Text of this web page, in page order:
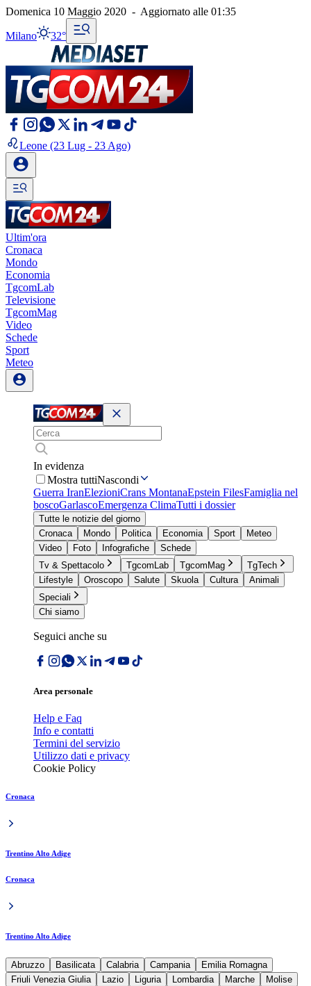
Domenica 10 Maggio 2020 - Aggiornato alle 01:35
Milano 32°
Leone (23 Lug - 23 Ago)
Ultim'ora
Cronaca
Mondo
Economia
TgcomLab
Televisione
TgcomMag
Video
Schede
Sport
Meteo
In evidenza
Mostra tuttiNascondi
Guerra IranElezioniCrans MontanaEpstein FilesFamiglia nel
boscoGarlascoEmergenza ClimaTutti i dossier
Tutte le notizie del giorno
Cronaca
Mondo Politica Economia Sport
Meteo
Video
Foto Infografiche
Schede
Tv & Spettacolo
TgcomLab TgcomMag
TgTech
Lifestyle
Oroscopo Salute Skuola Cultura
Animali
Speciali
Chi siamo
Seguici anche su
Area personale
Help e Faq
Info e contatti
Termini del servizio
Utilizzo dati e privacy
Cookie Policy
Cronaca
Trentino Alto Adige
Cronaca
Trentino Alto Adige
Abruzzo Basilicata Calabria Campania
Emilia Romagna
Friuli Venezia Giulia
Lazio Liguria Lombardia Marche
Molise